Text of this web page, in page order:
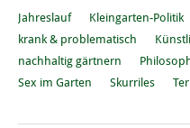
Jahreslauf
Kleingarten-Politik
krank & problematisch
nachhaltig gärtnern
Sex im Garten
Skurriles